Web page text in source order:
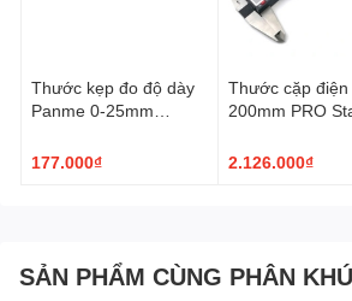
Thước kẹp đo độ dày
Panme 0-25mm
177.000₫
Thước cặp điện
200mm PRO
2.126.000₫
SẢN PHẨM CÙNG PHÂN